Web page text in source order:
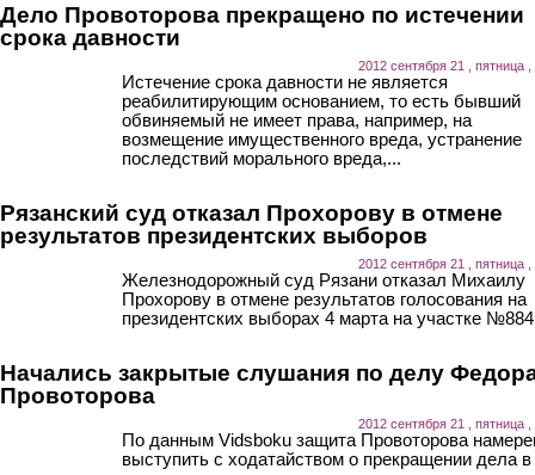
Дело Провоторова прекращено по истечении
срока давности
2012 сентября 21 , пятница ,
Истечение срока давности не является
реабилитирующим основанием, то есть бывший
обвиняемый не имеет права, например, на
возмещение имущественного вреда, устранение
последствий морального вреда,...
Рязанский суд отказал Прохорову в отмене
результатов президентских выборов
2012 сентября 21 , пятница ,
Железнодорожный суд Рязани отказал Михаилу
Прохорову в отмене результатов голосования на
президентских выборах 4 марта на участке
Начались закрытые слушания по делу
Провоторова
2012 сентября 21 , пятница ,
По данным Vidsboku защита Провоторова
выступить с ходатайством о прекращении дела в